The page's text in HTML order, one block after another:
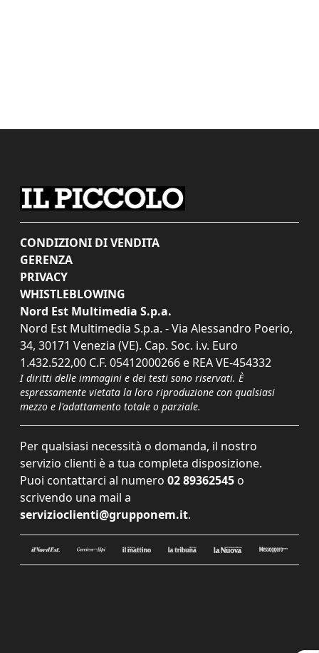
CONDIZIONI DI VENDITA
GERENZA
PRIVACY
WHISTLEBLOWING
Nord Est Multimedia S.p.a.
Nord Est Multimedia S.p.a. - Via Alessandro Poerio,
34, 30171 Venezia (VE). Cap. Soc. i.v. Euro
1.432.522,00 C.F. 05412000266 e REA VE-454332
I diritti delle immagini e dei testi sono riservati. È
espressamente vietata la loro riproduzione con qualsiasi
mezzo e l'adattamento totale o parziale.
Per qualsiasi necessità o domanda, il nostro
servizio clienti è a tua completa disposizione.
Puoi contattarci al numero 02 89362545 o
scrivendo una mail a
servizioclienti@grupponem.it.